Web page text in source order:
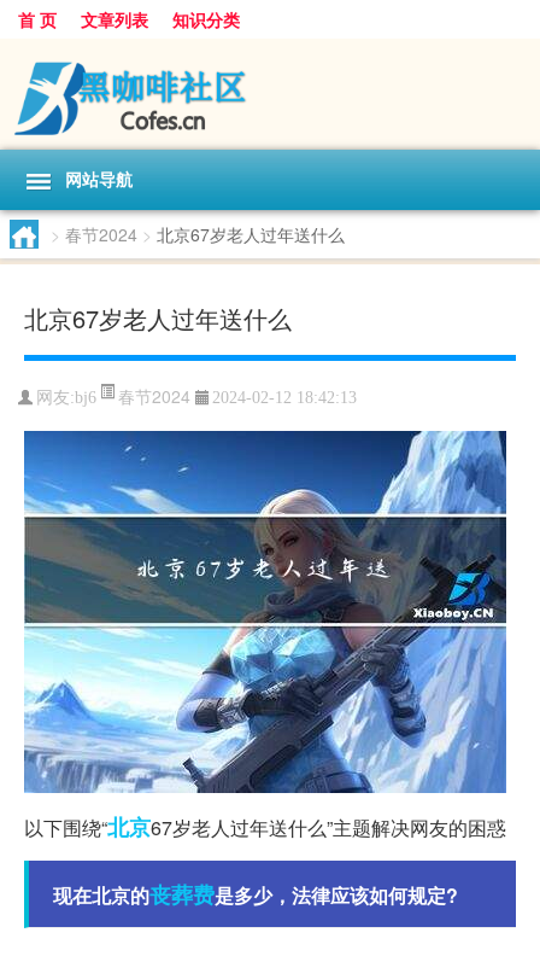
首 页 文章列表 知识分类
网站导航
> 春节2024 > 北京67岁老人过年送什么
北京67岁老人过年送什么
网友:bj6 春节2024 2024-02-12 18:42:13
以下围绕“北京67岁老人过年送什么”主题解决网友的困惑
现在北京的丧葬费是多少，法律应该如何规定?